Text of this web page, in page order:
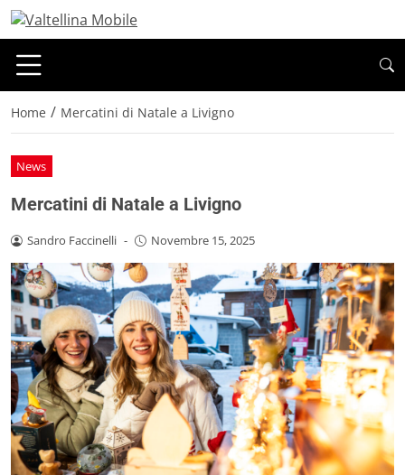
Home / Mercatini di Natale a Livigno
News
Mercatini di Natale a Livigno
Sandro Faccinelli - Novembre 15, 2025